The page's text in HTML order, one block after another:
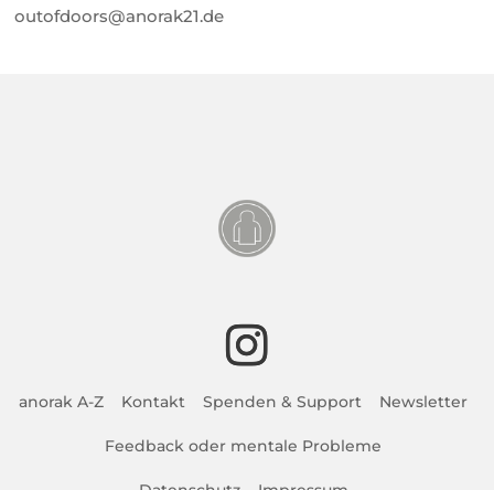
outofdoors@anorak21.de
anorak A-Z Kontakt Spenden & Support Newsletter
Feedback oder mentale Probleme